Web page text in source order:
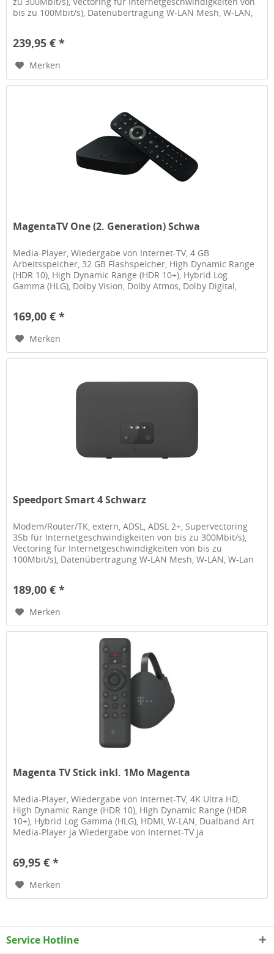
bis zu 100Mbit/s), Datenübertragung W-LAN Mesh, W-LAN,
239,95 € *
Merken
MagentaTV One (2. Generation) Schwa
Media-Player, Wiedergabe von Internet-TV, 4 GB
Arbeitsspeicher, 32 GB Flashspeicher, High Dynamic Range
(HDR 10), High Dynamic Range (HDR 10+), Hybrid Log
Gamma (HLG), Dolby Vision, Dolby Atmos, Dolby Digital,
169,00 € *
Merken
Speedport Smart 4 Schwarz
Modem/Router/TK, extern, ADSL, ADSL 2+, Supervectoring
35b für Internetgeschwindigkeiten von bis zu 300Mbit/s),
Vectoring für Internetgeschwindigkeiten von bis zu
100Mbit/s), Datenübertragung W-LAN Mesh, W-LAN, W-Lan
189,00 € *
Merken
Magenta TV Stick inkl. 1Mo Magenta
Media-Player, Wiedergabe von Internet-TV, 4K Ultra HD,
High Dynamic Range (HDR 10), High Dynamic Range (HDR
10+), Hybrid Log Gamma (HLG), HDMI, W-LAN, Dualband Art
Media-Player ja Wiedergabe von Internet-TV ja
69,95 € *
Merken
Service Hotline